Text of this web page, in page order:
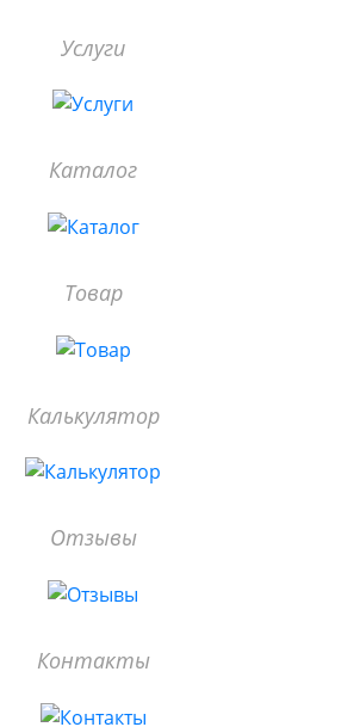
Услуги
Каталог
Товар
Калькулятор
Отзывы
Контакты